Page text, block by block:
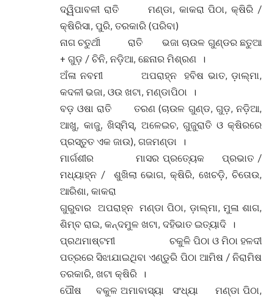
ଦ୍ୱିପାବଳୀ ରାତି ମଣ୍ଡା, କାକରା ପିଠା, କ୍ଷିରି /
କ୍ଷିରିସା, ପୁରି, ତରକାରି (ପରିବା)
ନାଗ ଚତୁର୍ଥୀ ରାତି ଭଜା ଚାଉଳ ଗୁଣ୍ଡର ଛତୁଆ
+ ଗୁଡ଼ / ଚିନି, ନଡ଼ିଆ, ଛେନାର ମିଶ୍ରଣ ।
ଅଁଳା ନବମୀ ଅପରାହ୍ନ ହବିଷ ଭାତ, ଡ଼ାଲ୍ମା,
କଦଳୀ ଭଜା, ଓଉ ଖଟା, ମଣ୍ଡାପିଠା ।
ବଡ଼ ଓଷା ରାତି ତରଣ (ଚାଉଳ ଗୁଣ୍ଡ, ଗୁଡ଼, ନଡ଼ିଆ,
ଆଖୁ, କାଜୁ, ଖିସ୍ମିସ୍, ଅଳେଇଚ, ଗୁଜୁରାତି ଓ କ୍ଷିରରେ
ପ୍ରସ୍ତୁତ ଏକ ଜାଉ), ଗଜମଣ୍ଡା ।
ମାର୍ଗଶୀର ମାସର ପ୍ରତ୍ୟେକ ପ୍ରଭାତ /
ମଧ୍ୟାହ୍ନ / ଶୁଖିଲା ଭୋଗ, କ୍ଷିରି, ଖେଚଡ଼ି, ଚିତୋଉ,
ଆରିଶା, କାକରା
ଗୁରୁବାର ଅପରାହ୍ନ ମଣ୍ଡା ପିଠା, ଡ଼ାଲ୍ମା, ମୁଳା ଶାଗ,
ଶିମ୍ବ ରାଇ, କନ୍ଦମୁଳ ଖଟା, ଦହିଭାତ ଇତ୍ୟାଦି ।
ପ୍ରଥମାଷ୍ଟମୀ ଚକୁଳି ପିଠା ଓ ମିଠା ହଳଦୀ
ପତ୍ରରେ ସିଝାଯାଇଥିବା ଏଣ୍ଡୁରି ପିଠା ଆମିଷ / ନିରାମିଷ
ତରକାରି, ଖଟା କ୍ଷିରି ।
ପୌଷ ବକୁଳ ଅମାବାସ୍ୟା ସଂଧ୍ୟା ମଣ୍ଡା ପିଠା,